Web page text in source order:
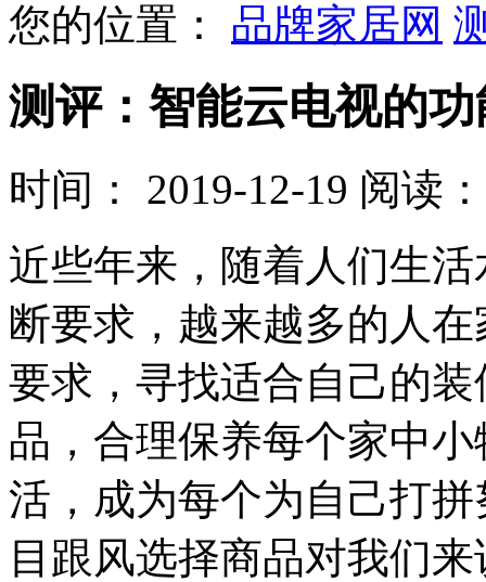
您的位置： 品牌家居网
测评：智能云电视的
时间： 2019-12-19 阅读
近些年来，随着人们生
断要求，越来越多的人
要求，寻找适合自己的
品，合理保养每个家中
活，成为每个为自己打
目跟风选择商品对我们